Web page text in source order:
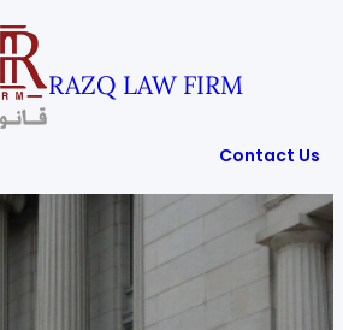
RAZQ LAW FIRM
Contact Us